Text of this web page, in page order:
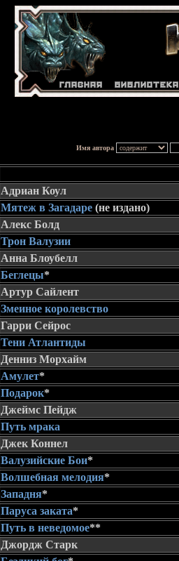
Имя автора
Адриан Коул
Мятеж в Загадаре (не издано)
Алекс Болд
Трон Валузии
Анна Блоубелл
Беглецы*
Артур Сайлент
Змеиное королевство
Гарри Сейрос
Тени Атлантиды
Денниз Морхайм
Амулет*
Подарок*
Джеймс Пейдж
Путь мрака
Джек Коннел
Валузийские Бои*
Волшебная мелодия*
Западня*
Паруса заката*
Путь в неведомое**
Джордж Старк